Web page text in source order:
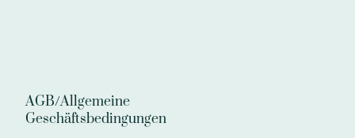
AGB/Allgemeine
Geschäftsbedingungen